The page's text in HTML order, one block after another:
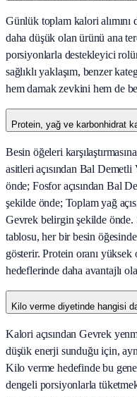
Günlük toplam kalori alımını
daha düşük olan ürünü ana
porsiyonlarla destekleyici
sağlıklı yaklaşım, benzer
hem damak zevkini hem de
Protein, yağ ve karbonhidrat
Besin öğeleri
asitleri açısından Bal
önde; Fosfor açısından Bal
şekilde önde; Toplam yağ
Gevrek belirgin şekilde
tablosu, her bir besin
gösterir. Protein oranı
hedeflerinde daha avantajlı
Kilo verme diyetinde hangisi
Kalori açısından Gevrek
düşük enerji sunduğu için,
Kilo verme hedefinde bu
dengeli porsiyonlarla